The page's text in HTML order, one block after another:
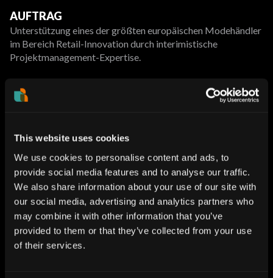
This website uses cookies
We use cookies to personalise content and ads, to
provide social media features and to analyse our traffic.
We also share information about your use of our site with
our social media, advertising and analytics partners who
may combine it with other information that you’ve
provided to them or that they’ve collected from your use
of their services.
AUFTRAG
Unterstützung eines der größten europäischen Modehändler
im Bereich Retail-Innovation durch interimistische
Projektmanagement-Expertise.
SITUATION
verwalten und in die Omnichannel-Strategie zu integrieren.
UNSER VORGEHEN
Wir übernahmen interimistisch das Projektmanagement und
strukturierten die Projektorganisation und -kommunikation
neu.
Zusätzlich implementierten wir neue Tools und Frameworks
zur Bewertung und Verwaltung von Innovationsideen.